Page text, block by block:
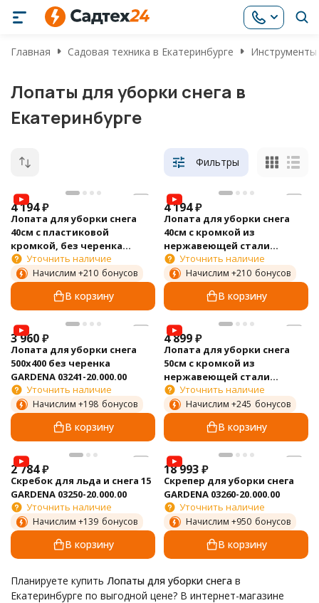
Главная Садовая техника в Екатеринбурге Инструменты
Лопаты для уборки снега в
Екатеринбурге
Фильтры
4 194₽
Лопата для уборки снега
40см c пластиковой
кромкой, без черенка
GARDENA 03240-20.000.00
Уточнить наличие
Начислим +210 бонусов
В корзину
4 194₽
Лопата для уборки снега
40см с кромкой из
нержавеющей стали
GARDENA 03242-20.000.00
Уточнить наличие
Начислим +210 бонусов
В корзину
3 960₽
Лопата для уборки снега
500х400 без черенка
GARDENA 03241-20.000.00
Уточнить наличие
Начислим +198 бонусов
В корзину
4 899₽
Лопата для уборки снега
50см с кромкой из
нержавеющей стали
GARDENA 03243-20.000.00
Уточнить наличие
Начислим +245 бонусов
В корзину
2 784₽
Скребок для льда и снега 15
GARDENA 03250-20.000.00
Уточнить наличие
Начислим +139 бонусов
В корзину
18 993₽
Скрепер для уборки снега
GARDENA 03260-20.000.00
Уточнить наличие
Начислим +950 бонусов
В корзину
Планируете купить Лопаты для уборки снега в
Екатеринбурге по выгодной цене? В интернет-магазине